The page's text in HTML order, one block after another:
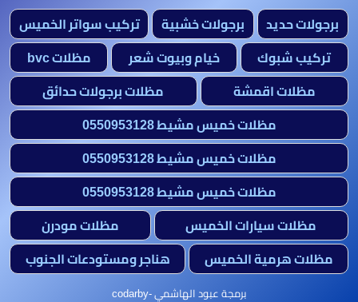
برجولات حديد برجولات خشبية
تركيب سواتر الخميس
تركيب شبوك
خيام وبيوت شعر
مظلات bvc
مظلات اقمشة
مظلات برجولات حدائق
مظلات خميس مشيط 0550953128
مظلات خميس مشيط 0550953128
مظلات خميس مشيط 0550953128
مظلات سيارات الخميس
مظلات مودرن
مظلات هرمية الخميس
هناجر ومستودعات الجنوب
برمجة عبود الهاشمي -codarby